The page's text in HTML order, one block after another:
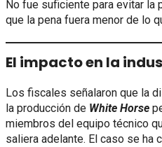
No fue suficiente para evitar la
que la pena fuera menor de lo
El impacto en la
Los fiscales señalaron que la
la producción de White Horse
miembros del equipo técnico
saliera adelante. El caso se ha